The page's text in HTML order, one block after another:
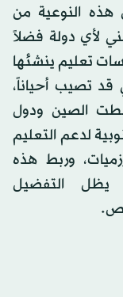
هذه النوعية من
لأي دولة فضلاً
تعليم ينشئها
قد تصيب أحياناً،
الصين ودول
لدعم التعليم
وربط هذه
يظل التفضيل